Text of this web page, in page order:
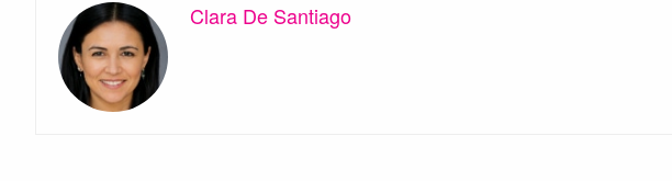
Clara De Santiago